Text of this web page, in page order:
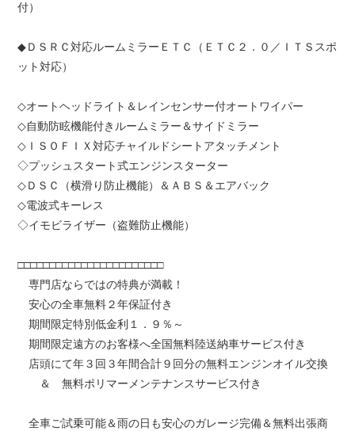
付）
◆ＤＳＲＣ対応ルームミラーＥＴＣ（ＥＴＣ２．０／ＩＴＳスポ
ット対応）
◇オートヘッドライト＆レインセンサー付オートワイパー
◇自動防眩機能付きルームミラー＆サイドミラー
◇ＩＳＯＦＩＸ対応チャイルドシートアタッチメント
◇プッシュスタート式エンジンスターター
◇ＤＳＣ（横滑り防止機能）＆ＡＢＳ＆エアバック
◇電波式キーレス
◇イモビライザー（盗難防止機能）
□□□□□□□□□□□□□□□□□□□□□□□
専門店ならではの特典が満載！
安心の全車無料２年保証付き
期間限定特別低金利１．９％～
期間限定遠方のお客様へ全国無料陸送納車サービス付き
店頭にて年３回３年間合計９回分の無料エンジンオイル交換
＆ 無料ポリマーメンテナンスサービス付き
全車ご試乗可能＆雨の日も安心のガレージ完備＆無料出張商